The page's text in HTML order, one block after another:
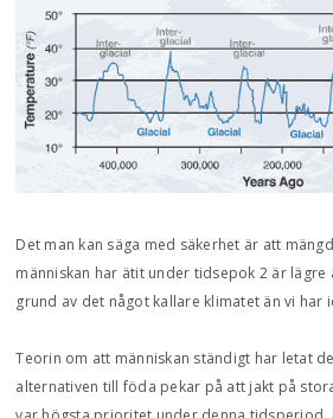
Det man kan säga med säkerhet är att
människan har ätit under tidsepok 2 är lägre
grund av det något kallare klimatet än vi har
Teorin om att människan ständigt har letat
alternativen till föda pekar på att jakt på